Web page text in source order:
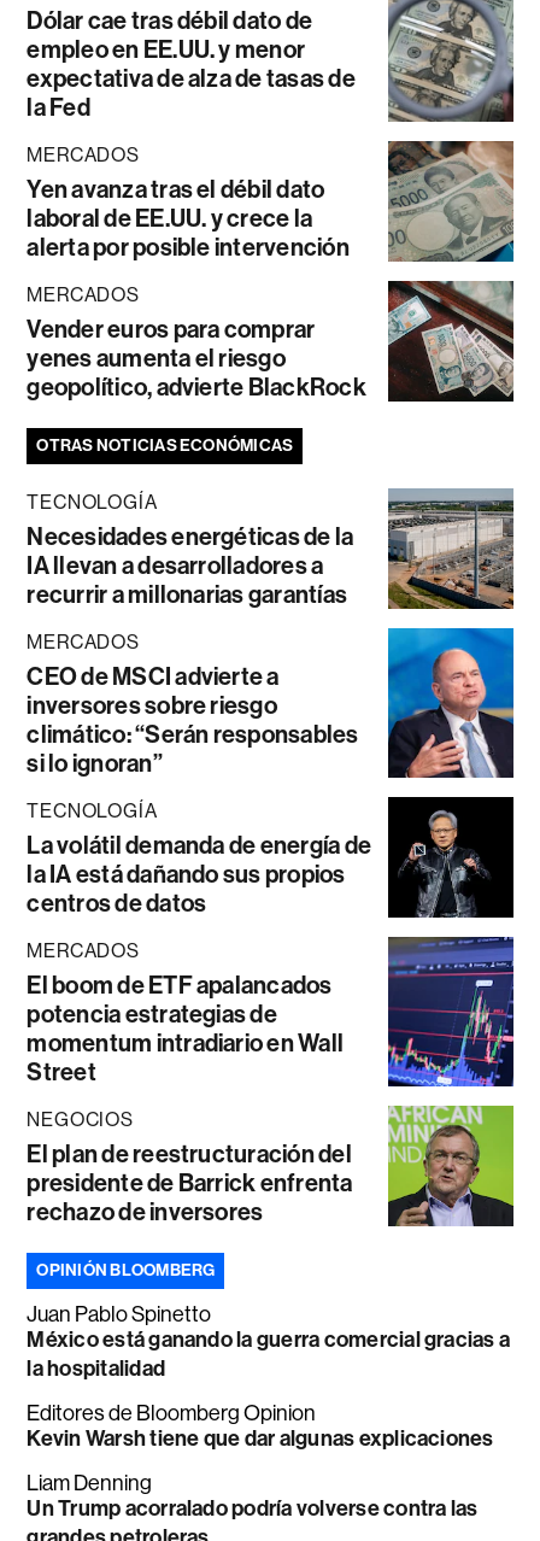
Dólar cae tras débil dato de
empleo en EE.UU. y menor
expectativa de alza de tasas de
la Fed
MERCADOS
Yen avanza tras el débil dato
laboral de EE.UU. y crece la
alerta por posible intervención
MERCADOS
Vender euros para comprar
yenes aumenta el riesgo
geopolítico, advierte BlackRock
OTRAS NOTICIAS ECONÓMICAS
TECNOLOGÍA
Necesidades energéticas de la
IA llevan a desarrolladores a
recurrir a millonarias garantías
MERCADOS
CEO de MSCI advierte a
inversores sobre riesgo
climático: “Serán responsables
si lo ignoran”
TECNOLOGÍA
La volátil demanda de energía de
la IA está dañando sus propios
centros de datos
MERCADOS
El boom de ETF apalancados
potencia estrategias de
momentum intradiario en Wall
Street
NEGOCIOS
El plan de reestructuración del
presidente de Barrick enfrenta
rechazo de inversores
OPINIÓN BLOOMBERG
Juan Pablo Spinetto
México está ganando la guerra comercial gracias a
la hospitalidad
Editores de Bloomberg Opinion
Kevin Warsh tiene que dar algunas explicaciones
Liam Denning
Un Trump acorralado podría volverse contra las